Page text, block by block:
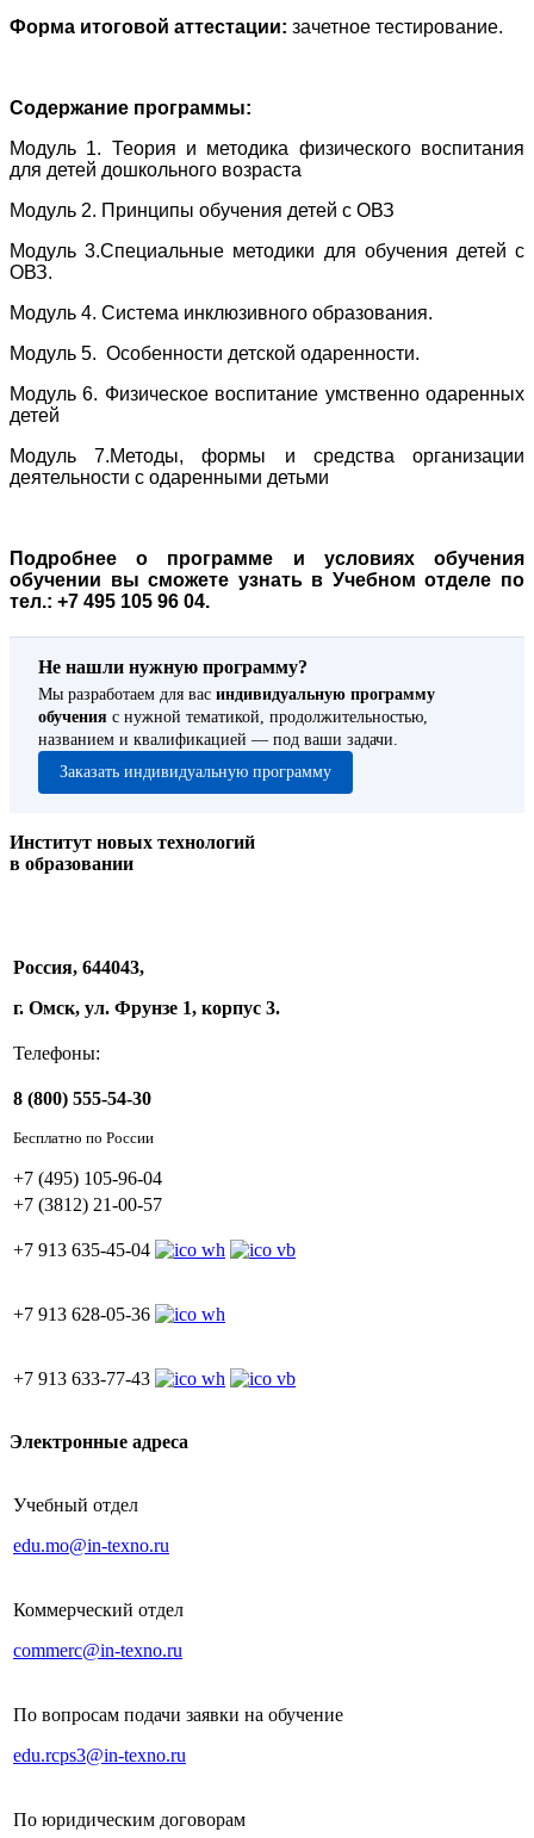
Форма итоговой аттестации: зачетное тестирование.
Содержание программы:
Модуль 1. Теория и методика физического воспитания
для детей дошкольного возраста
Модуль 2. Принципы обучения детей с ОВЗ
Модуль 3.Специальные методики для обучения детей с
ОВЗ.
Модуль 4. Система инклюзивного образования.
Модуль 5. Особенности детской одаренности.
Модуль 6. Физическое воспитание умственно одаренных
детей
Модуль 7.Методы, формы и средства организации
деятельности с одаренными детьми
Подробнее о программе и условиях обучения
обучении вы сможете узнать в Учебном отделе по
тел.: +7 495 105 96 04.
Не нашли нужную программу?
Мы разработаем для вас индивидуальную программу
обучения с нужной тематикой, продолжительностью,
названием и квалификацией — под ваши задачи.
Заказать индивидуальную программу
Институт новых технологий
в образовании
Россия, 644043,
г. Омск, ул. Фрунзе 1, корпус 3.
Телефоны:
8 (800) 555-54-30
Бесплатно по России
+7 (495) 105-96-04
+7 (3812) 21-00-57
+7 913 635-45-04
+7 913 628-05-36
+7 913 633-77-43
Электронные адреса
Учебный отдел
edu.mo@in-texno.ru
Коммерческий отдел
commerc@in-texno.ru
По вопросам подачи заявки на обучение
edu.rcps3@in-texno.ru
По юридическим договорам